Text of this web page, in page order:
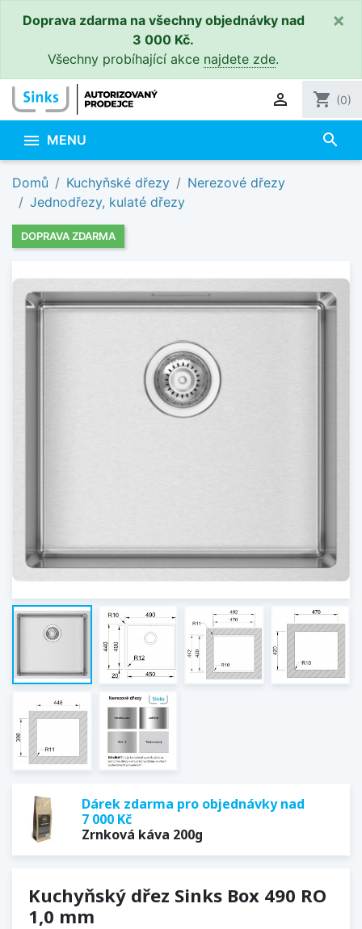
Doprava zdarma na všechny objednávky nad
3 000 Kč.
Všechny probíhající akce najdete zde.
×
 shopping_cart (0)
 MENU search
Domů Kuchyňské dřezy
Nerezové dřezy
Jednodřezy, kulaté dřezy
DOPRAVA ZDARMA
Dárek zdarma pro objednávky nad
7 000 Kč
Zrnková káva 200g
Kuchyňský dřez Sinks Box 490 RO
1,0 mm